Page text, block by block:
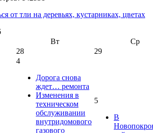
от тли на деревьях, кустарниках, цветах
Вт
Ср
28 29
4
Дорога снова
ждет… ремонта
Изменения в
техническом
обслуживании
внутридомового
газового
5
В